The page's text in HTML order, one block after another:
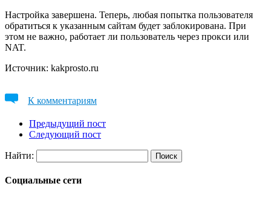
Настройка завершена. Теперь, любая попытка пользователя
обратиться к указанным сайтам будет заблокирована. При
этом не важно, работает ли пользователь через прокси или
NAT.
Источник: kakprosto.ru
К комментариям
Предыдущий пост
Следующий пост
Найти:
Социальные сети